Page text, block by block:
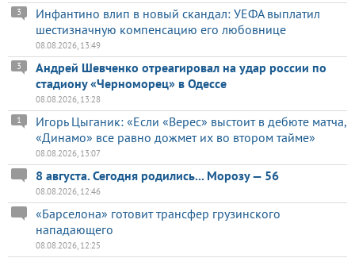
Инфантино влип в новый скандал: УЕФА выплатил
шестизначную компенсацию его любовнице
3
08.08.2026, 13:49
Андрей Шевченко отреагировал на удар россии по
стадиону «Черноморец» в Одессе
3
08.08.2026, 13:28
Игорь Цыганик: «Если «Верес» выстоит в дебюте матча,
«Динамо» все равно дожмет их во втором тайме»
1
08.08.2026, 13:07
8 августа. Сегодня родились... Морозу — 56
08.08.2026, 12:46
«Барселона» готовит трансфер грузинского
нападающего
08.08.2026, 12:25